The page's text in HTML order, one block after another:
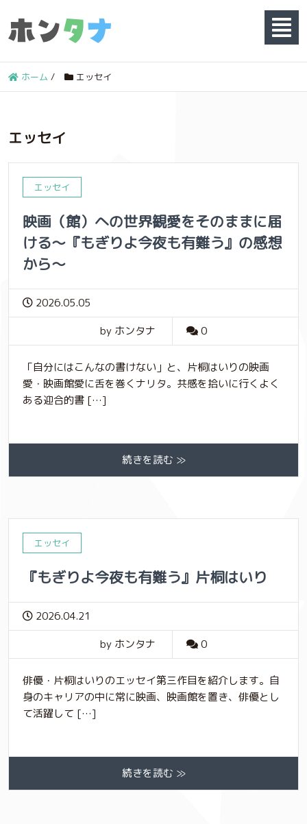
ホーム / エッセイ
エッセイ
エッセイ
映画（館）への世界観愛をそのままに届
ける〜『もぎりよ今夜も有難う』の感想
から〜
2026.05.05
by ホンタナ
0
「自分にはこんなの書けない」と、片桐はいりの映画
愛・映画館愛に舌を巻くナリタ。共感を拾いに行くよく
ある迎合的書 […]
続きを読む ≫
エッセイ
『もぎりよ今夜も有難う』片桐はいり
2026.04.21
by ホンタナ
0
俳優・片桐はいりのエッセイ第三作目を紹介します。自
身のキャリアの中に常に映画、映画館を置き、俳優とし
て活躍して […]
続きを読む ≫